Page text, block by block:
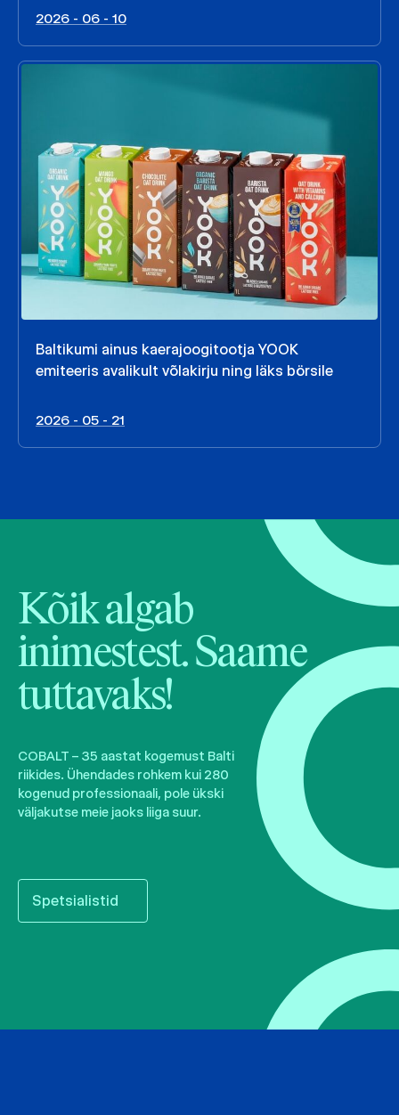
2026 - 06 - 10
Baltikumi ainus kaerajoogitootja YOOK
emiteeris avalikult võlakirju ning läks börsile
2026 - 05 - 21
Kõik algab
inimestest. Saame
tuttavaks!
COBALT – 35 aastat kogemust Balti
riikides. Ühendades rohkem kui 280
kogenud professionaali, pole ükski
väljakutse meie jaoks liiga suur.
Spetsialistid